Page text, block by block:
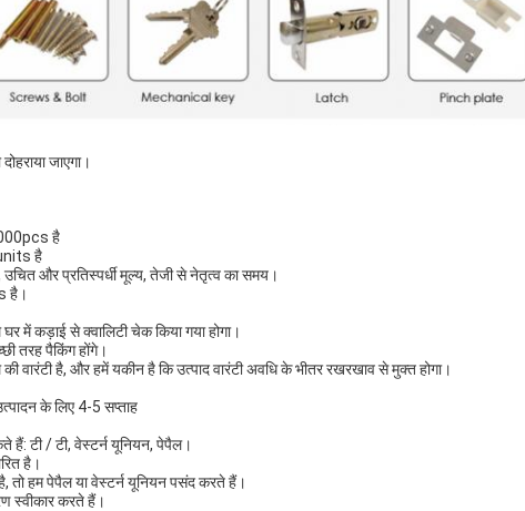
जाएगा।
है
है
और प्रतिस्पर्धी मूल्य, तेजी से नेतृत्व का समय।
है।
में कड़ाई से क्वालिटी चेक किया गया होगा।
तरह पैकिंग होंगे।
वारंटी है, और हमें यकीन है कि उत्पाद वारंटी अवधि के भीतर रखरखाव से मुक्त होगा।
के लिए 4-5 सप्ताह
टी / टी, वेस्टर्न यूनियन, पेपैल।
है।
तो हम पेपैल या वेस्टर्न यूनियन पसंद करते हैं।
स्वीकार करते हैं।